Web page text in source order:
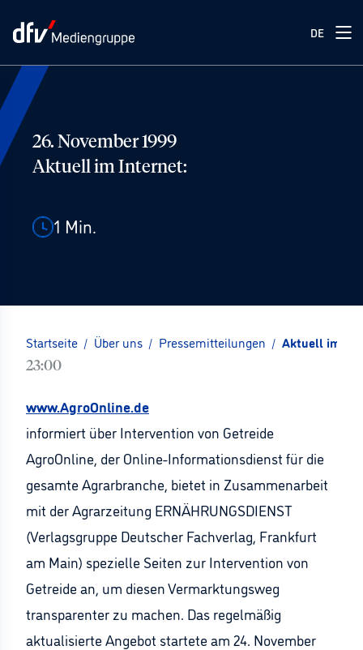
DE
26. November 1999
Aktuell im Internet:
1 Min.
Startseite / Über uns / Pressemitteilungen / Aktuell im
23:00
www.AgroOnline.de
informiert über Intervention von Getreide
AgroOnline, der Online-Informationsdienst für die
gesamte Agrarbranche, bietet in Zusammenarbeit
mit der Agrarzeitung ERNÄHRUNGSDIENST
(Verlagsgruppe Deutscher Fachverlag, Frankfurt
am Main) spezielle Seiten zur Intervention von
Getreide an, um diesen Vermarktungsweg
transparenter zu machen. Das regelmäßig
aktualisierte Angebot startete am 24. November